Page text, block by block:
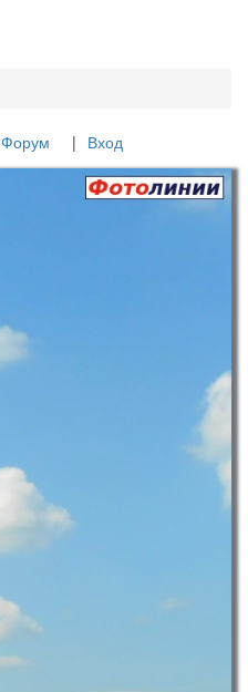
Форум Вход